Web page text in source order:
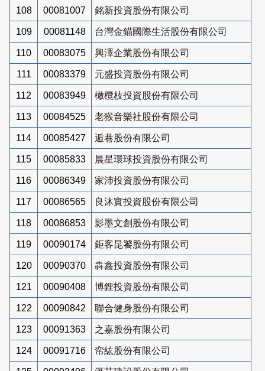
108 00081007 銘新投資股份有限公司
109 00081148 台灣金錨國際生活股份有限公司
110 00083075 興澤企業股份有限公司
111 00083379 元盛投資股份有限公司
112 00083949 橄欖枝投資股份有限公司
113 00084525 老猴音樂社股份有限公司
114 00085427 逅巷股份有限公司
115 00085833 晨星環球投資股份有限公司
116 00086349 家沛投資股份有限公司
117 00086565 良沐實投資股份有限公司
118 00086853 影墨文創股份有限公司
119 00090174 鉅客昆饕股份有限公司
120 00090370 犇鑫投資股份有限公司
121 00090408 博鋰投資股份有限公司
122 00090842 聯合健身股份有限公司
123 00091363 之嘉股份有限公司
124 00091716 帟紘股份有限公司